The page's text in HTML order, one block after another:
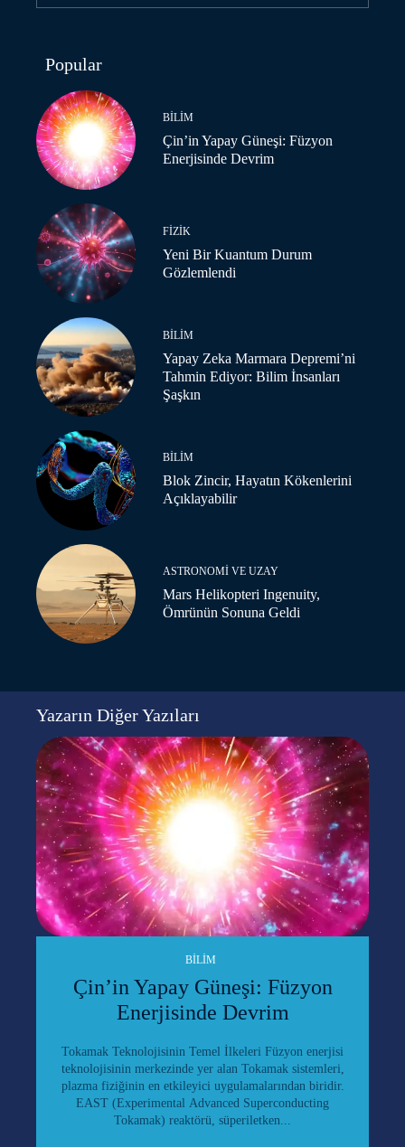
Popular
BILIM
Çin’in Yapay Güneşi: Füzyon
Enerjisinde Devrim
FIZIK
Yeni Bir Kuantum Durum
Gözlemlendi
BILIM
Yapay Zeka Marmara Depremi’ni
Tahmin Ediyor: Bilim İnsanları
Şaşkın
BILIM
Blok Zincir, Hayatın Kökenlerini
Açıklayabilir
ASTRONOMI VE UZAY
Mars Helikopteri Ingenuity,
Ömrünün Sonuna Geldi
Yazarın Diğer Yazıları
BILIM
Çin’in Yapay Güneşi: Füzyon
Enerjisinde Devrim
Tokamak Teknolojisinin Temel İlkeleri Füzyon enerjisi
teknolojisinin merkezinde yer alan Tokamak sistemleri,
plazma fiziğinin en etkileyici uygulamalarından biridir.
EAST (Experimental Advanced Superconducting
Tokamak) reaktörü, süperiletken...